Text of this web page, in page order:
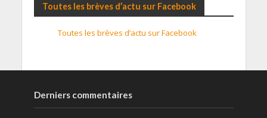
Toutes les brèves d’actu sur Facebook
Toutes les brèves d’actu sur Facebook
Derniers commentaires